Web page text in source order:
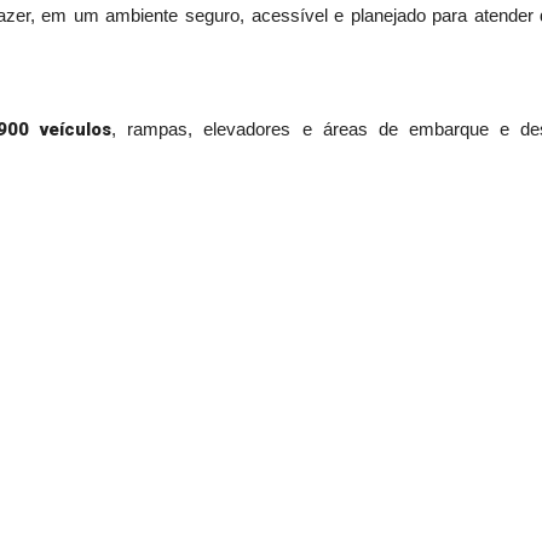
em um ambiente seguro, acessível e planejado para
veículos, rampas, elevadores e áreas de embarque e